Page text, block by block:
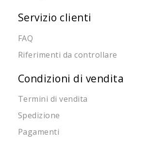
Servizio clienti
FAQ
Riferimenti da controllare
Condizioni di vendita
Termini di vendita
Spedizione
Pagamenti